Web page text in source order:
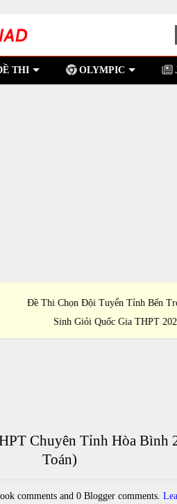
THI OLYMPIC
Thi Học
Đề Thi Chọn Đội
Sinh Giỏi Quốc
Chuyên Tỉnh Hòa Bình
Toán)
comments and 0 Blogger comments.